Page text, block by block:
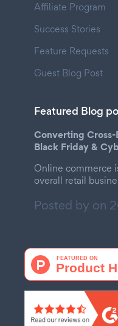
Affiliate Program
Success Stories
Feature Requests
Guest Blog Post
Featured Blog
Converting
Black Friday &
Online commerce
overall retail
Posted by on